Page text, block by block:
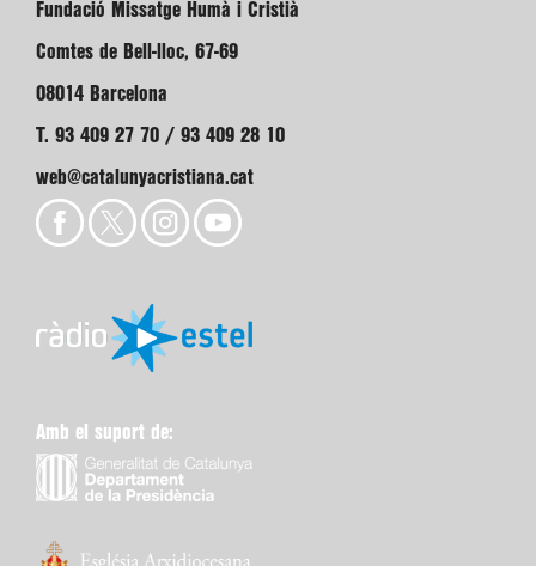
Fundació Missatge Humà i Cristià
Comtes de Bell-lloc, 67-69
08014 Barcelona
T. 93 409 27 70 / 93 409 28 10
web@catalunyacristiana.cat
Amb el suport de: